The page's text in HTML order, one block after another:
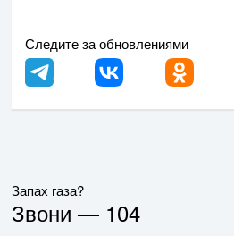
Следите за обновлениями
Запах газа?
Звони — 104